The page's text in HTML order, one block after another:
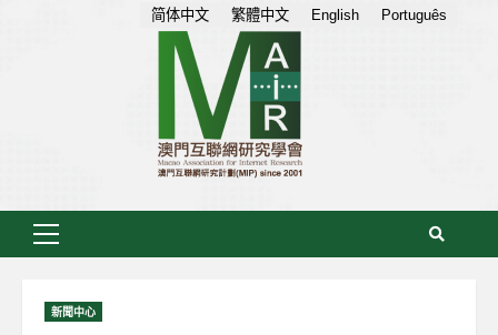
Primary
新聞中心
简体中文 繁體中文 English Português